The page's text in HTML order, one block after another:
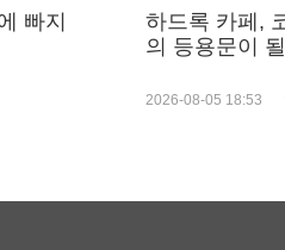
빠지
하드록 카페,
의 등용문이
2026-08-05 18:53